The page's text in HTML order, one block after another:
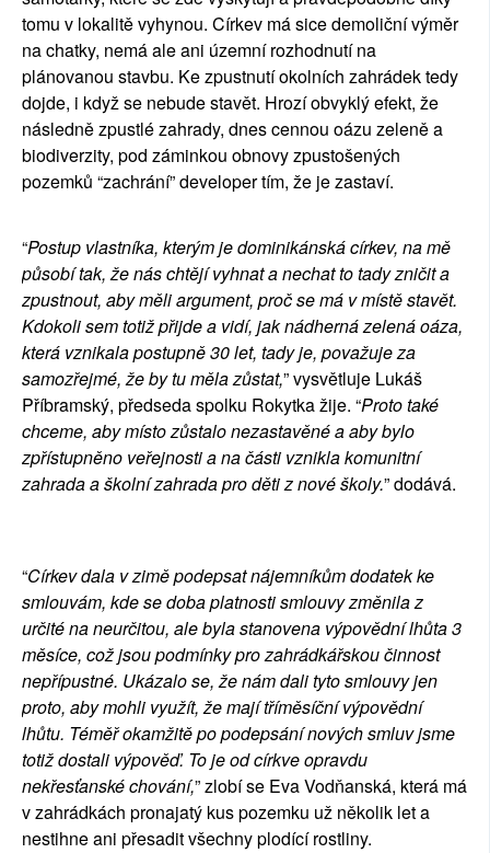
tomu v lokalitě vyhynou. Církev má sice demoliční výměr
na chatky, nemá ale ani územní rozhodnutí na
plánovanou stavbu. Ke zpustnutí okolních zahrádek tedy
dojde, i když se nebude stavět. Hrozí obvyklý efekt, že
následně zpustlé zahrady, dnes cennou oázu zeleně a
biodiverzity, pod záminkou obnovy zpustošených
pozemků “zachrání” developer tím, že je zastaví.
“Postup vlastníka, kterým je dominikánská církev, na mě
působí tak, že nás chtějí vyhnat a nechat to tady zničit a
zpustnout, aby měli argument, proč se má v místě stavět.
Kdokoli sem totiž přijde a vidí, jak nádherná zelená oáza,
která vznikala postupně 30 let, tady je, považuje za
samozřejmé, že by tu měla zůstat,” vysvětluje Lukáš
Příbramský, předseda spolku Rokytka žije. “Proto také
chceme, aby místo zůstalo nezastavěné a aby bylo
zpřístupněno veřejnosti a na části vznikla komunitní
zahrada a školní zahrada pro děti z nové školy.” dodává.
“Církev dala v zimě podepsat nájemníkůmdodatek ke
smlouvám, kde se doba platnosti smlouvy změnila z
určité na neurčitou, ale byla stanovena výpovědní lhůta 3
měsíce, což jsou podmínky pro zahrádkářskou činnost
nepřípustné. Ukázalo se, že nám dali tyto smlouvy jen
proto, aby mohli využít, že mají tříměsíční výpovědní
lhůtu. Téměř okamžitě po podepsání nových smluv jsme
totiž dostali výpověď. To je od církve opravdu
nekřesťanské chování,” zlobí se Eva Vodňanská, která má
v zahrádkách pronajatý kus pozemku už několik let a
nestihne ani přesadit všechny plodící rostliny.